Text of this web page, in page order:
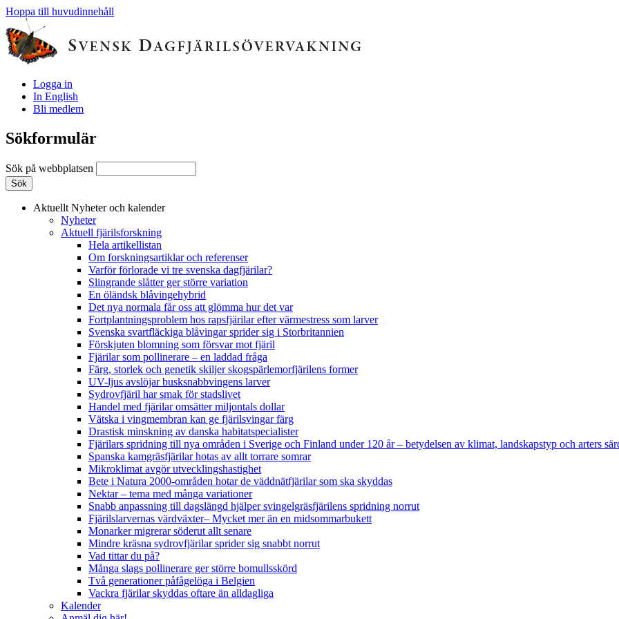
Hoppa till huvudinnehåll
Logga in
In English
Bli medlem
Sökformulär
Sök på webbplatsen
Aktuellt Nyheter och kalender
Nyheter
Aktuell fjärilsforskning
Hela artikellistan
Om forskningsartiklar och referenser
Varför förlorade vi tre svenska dagfjärilar?
Slingrande slåtter ger större variation
En öländsk blåvingehybrid
Det nya normala får oss att glömma hur det var
Fortplantningsproblem hos rapsfjärilar efter värmestress som larver
Svenska svartfläckiga blåvingar sprider sig i Storbritannien
Förskjuten blomning som försvar mot fjäril
Fjärilar som pollinerare – en laddad fråga
Färg, storlek och genetik skiljer skogspärlemorfjärilens former
UV-ljus avslöjar busksnabbvingens larver
Sydrovfjäril har smak för stadslivet
Handel med fjärilar omsätter miljontals dollar
Vätska i vingmembran kan ge fjärilsvingar färg
Drastisk minskning av danska habitatspecialister
Fjärilars spridning till nya områden i Sverige och Finland under 120 år– betydelsen av klimat, landskapstyp och arters
Spanska kamgräsfjärilar hotas av allt torrare somrar
Mikroklimat avgör utvecklingshastighet
Bete i Natura 2000-områden hotar de väddnätfjärilar som ska skyddas
Nektar – tema med många variationer
Snabb anpassning till dagslängd hjälper svingelgräsfjärilens spridning norrut
Fjärilslarvernas värdväxter– Mycket mer än en midsommarbukett
Monarker migrerar söderut allt senare
Mindre kräsna sydrovfjärilar sprider sig snabbt norrut
Vad tittar du på?
Många slags pollinerare ger större bomullsskörd
Två generationer påfågelöga i Belgien
Vackra fjärilar skyddas oftare än alldagliga
Kalender